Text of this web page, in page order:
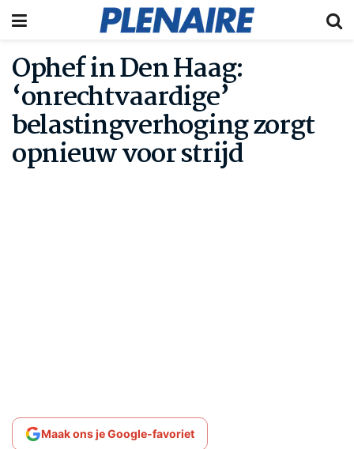
Ophef in Den Haag:
‘onrechtvaardige’
belastingverhoging zorgt
opnieuw voor strijd
Maak ons je Google-favoriet